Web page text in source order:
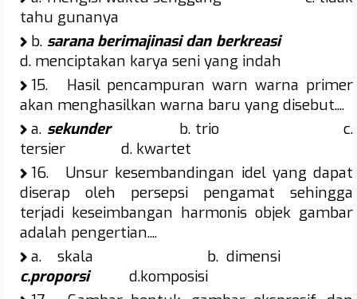
tahu gunanya
b. sarana berimajinasi dan berkreasi
d. menciptakan karya seni yang indah
15.
Hasil pencampuran warn warna primer
akan menghasilkan warna baru yang disebut....
a. sekunderb. trio c.
tersier d. kwartet
16.
Unsur kesembandingan idel yang dapat
diserap oleh persepsi pengamat sehingga
terjadi keseimbangan harmonis objek gambar
adalah pengertian....
a.
skala b. dimensi
c.proporsid.komposisi